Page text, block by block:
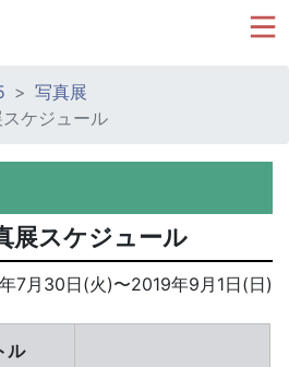
写真展
ケジュール
展スケジュール
7月30日(火)〜2019年9月1日(日)
ル